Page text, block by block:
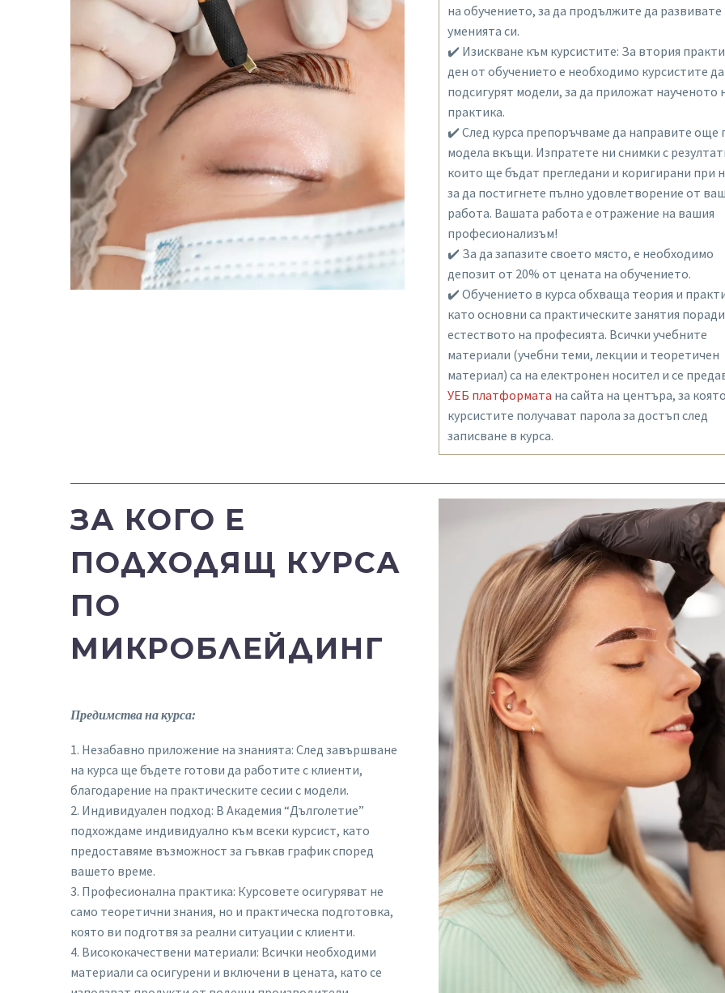
на обучението, за да продължите да развивате
уменията си.
✔️ Изискване към курсистите: За втория
ден от обучението е необходимо курсистите да
подсигурят модели, за да приложат наученото
практика.
✔️ След курса препоръчваме да направите още
модела вкъщи. Изпратете ни снимки с
които ще бъдат прегледани и коригирани при
за да постигнете пълно удовлетворение от
работа. Вашата работа е отражение на вашия
професионализъм!
✔️ За да запазите своето място, е необходимо
депозит от 20% от цената на обучението.
✔️ Обучението в курса обхваща теория и
като основни са практическите занятия поради
естеството на професията. Всички учебните
материали (учебни теми, лекции и теоретичен
материал) са на електронен носител и се
УЕБ платформата на сайта на центъра, за която
курсистите получават парола за достъп след
записване в курса.
ЗА КОГО Е
ПОДХОДЯЩ КУРСА
ПО
МИКРОБЛЕЙДИНГ
Предимства на курса:
1. Незабавно приложение на знанията: След завършване
на курса ще бъдете готови да работите с клиенти,
благодарение на практическите сесии с модели.
2. Индивидуален подход: В Академия “Дълголетие”
подхождаме индивидуално към всеки курсист, като
предоставяме възможност за гъвкав график според
вашето време.
3. Професионална практика: Курсовете осигуряват не
само теоретични знания, но и практическа подготовка,
която ви подготвя за реални ситуации с клиенти.
4. Висококачествени материали: Всички необходими
материали са осигурени и включени в цената, като се